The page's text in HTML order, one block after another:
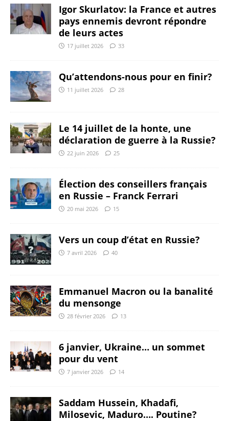
Igor Skurlatov: la France et autres
pays ennemis devront répondre
de leurs actes
17 juillet 2026 33
Qu’attendons-nous pour en finir?
11 juillet 2026 28
Le 14 juillet de la honte, une
déclaration de guerre à la Russie?
22 juin 2026 25
Élection des conseillers français
en Russie – Franck Ferrari
20 mai 2026 15
Vers un coup d’état en Russie?
7 avril 2026 40
Emmanuel Macron ou la banalité
du mensonge
28 février 2026 13
6 janvier, Ukraine… un sommet
pour du vent
7 janvier 2026 14
Saddam Hussein, Khadafi,
Milosevic, Maduro…. Poutine?